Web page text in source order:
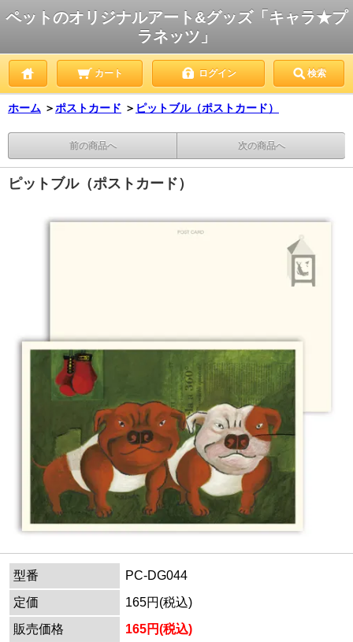
ペットのオリジナルアート&グッズ「キャラ★プ
ラネッツ」
カート ログイン 検索
ホーム ＞ポストカード ＞ ピットブル（ポストカード）
前の商品へ 次の商品へ
ピットブル（ポストカード）
型番
PC-DG044
定価
165円(税込)
販売価格
165円(税込)